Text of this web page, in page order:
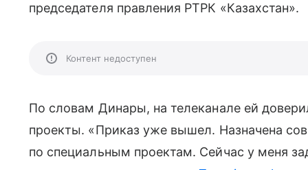
председателя правления РТРК «Казахстан».
Контент недоступен
По словам Динары, на телеканале ей
проекты. «Приказ уже вышел. Назначена
по специальным проектам. Сейчас у меня